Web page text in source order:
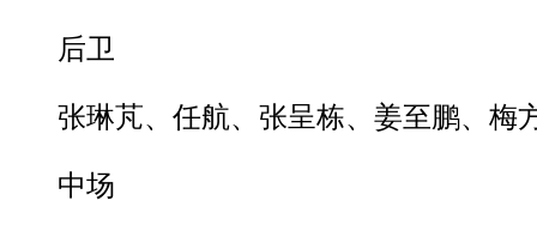
后卫
张琳芃、任航、张呈栋、姜至鹏、梅
中场